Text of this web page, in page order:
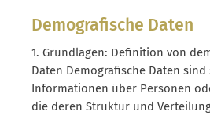
Datenstand enthält. Statt jedes
kompletten Produktkatalog zu
übergibt der Delta-Feed nur
angelegte oder zu löschende
klassischer Voll-Feed umfasst
mit allen...
Demografische Daten
1. Grundlagen: Definition von
Daten Demografische Daten
Informationen über Personen
die deren Struktur und